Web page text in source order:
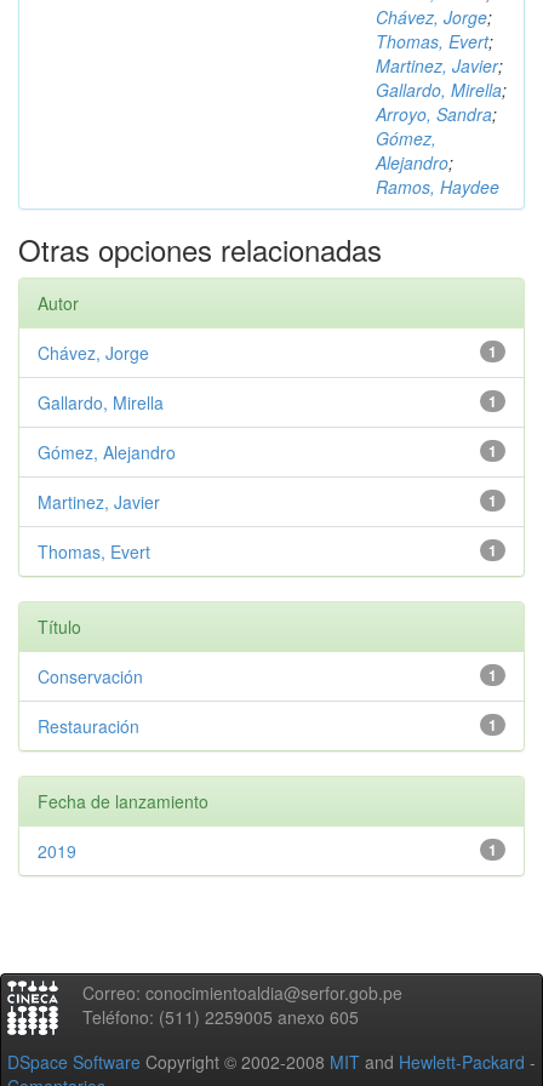
Chávez, Jorge;
Thomas, Evert;
Martinez, Javier;
Gallardo, Mirella;
Arroyo, Sandra;
Gómez,
Alejandro;
Ramos, Haydee
Otras opciones relacionadas
Autor
1
Chávez, Jorge
1
Gallardo, Mirella
1
Gómez, Alejandro
1
Martinez, Javier
1
Thomas, Evert
Título
1
Conservación
1
Restauración
Fecha de lanzamiento
1
2019
Correo: conocimientoaldia@serfor.gob.pe
Teléfono: (511) 2259005 anexo 605
DSpace Software Copyright © 2002-2008 MIT and Hewlett-Packard -